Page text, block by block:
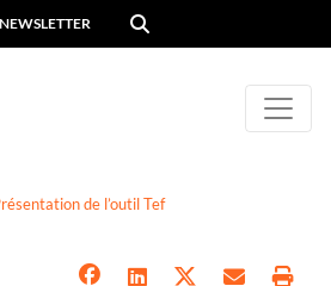
NEWSLETTER
de l’outil Tef